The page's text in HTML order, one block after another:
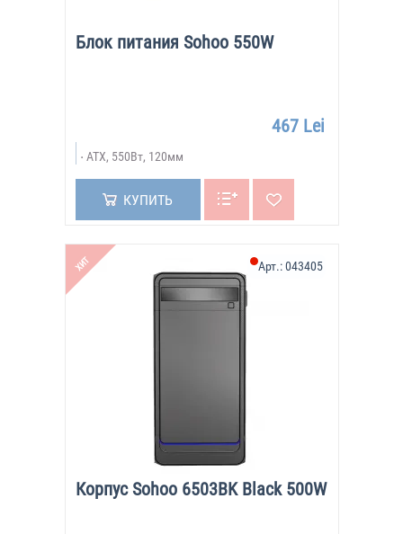
Блок питания Sohoo 550W
467 Lei
ATX, 550Вт, 120мм
КУПИТЬ
ХИТ
Корпус Sohoo 6503BK Black 500W
Арт.:043405